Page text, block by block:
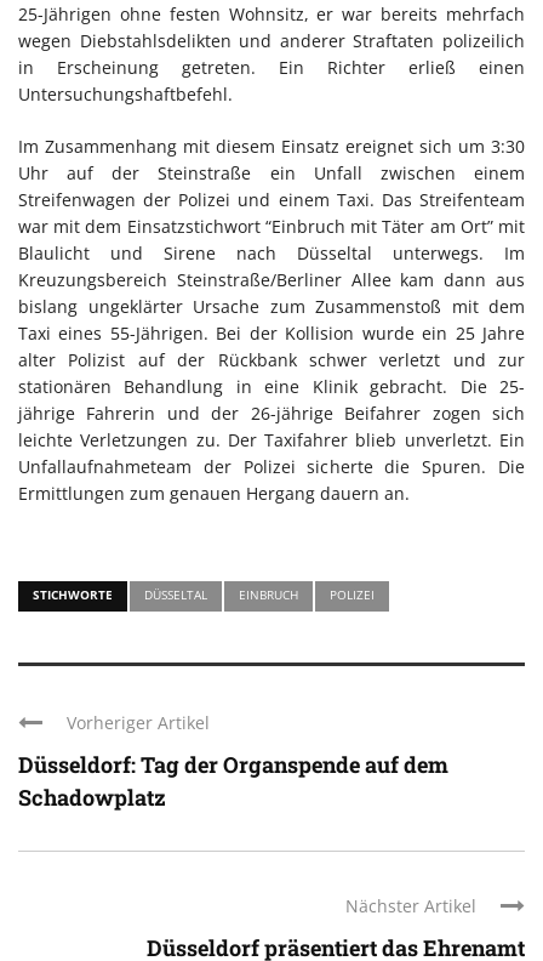
25-Jährigen ohne festen Wohnsitz, er war bereits mehrfach
wegen Diebstahlsdelikten und anderer Straftaten polizeilich
in Erscheinung getreten. Ein Richter erließ einen
Untersuchungshaftbefehl.
Im Zusammenhang mit diesem Einsatz ereignet sich um 3:30
Uhr auf der Steinstraße ein Unfall zwischen einem
Streifenwagen der Polizei und einem Taxi. Das Streifenteam
war mit dem Einsatzstichwort “Einbruch mit Täter am Ort” mit
Blaulicht und Sirene nach Düsseltal unterwegs. Im
Kreuzungsbereich Steinstraße/Berliner Allee kam dann aus
bislang ungeklärter Ursache zum Zusammenstoß mit dem
Taxi eines 55-Jährigen. Bei der Kollision wurde ein 25 Jahre
alter Polizist auf der Rückbank schwer verletzt und zur
stationären Behandlung in eine Klinik gebracht. Die 25-
jährige Fahrerin und der 26-jährige Beifahrer zogen sich
leichte Verletzungen zu. Der Taxifahrer blieb unverletzt. Ein
Unfallaufnahmeteam der Polizei sicherte die Spuren. Die
Ermittlungen zum genauen Hergang dauern an.
STICHWORTE DÜSSELTAL EINBRUCH POLIZEI
Vorheriger Artikel
Düsseldorf: Tag der Organspende auf dem
Schadowplatz
Nächster Artikel
Düsseldorf präsentiert das Ehrenamt